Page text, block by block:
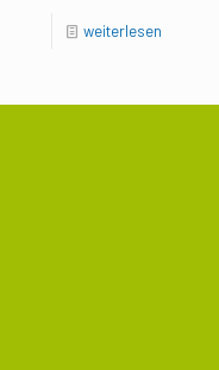
weiterlesen